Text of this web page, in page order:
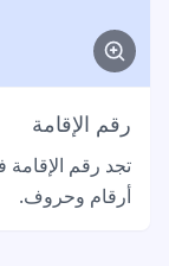
رقم الإقامة
تجد رقم
أرقام وحروف.